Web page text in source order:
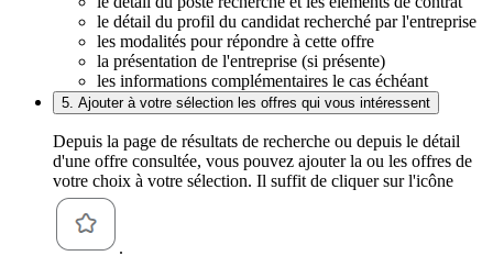
le détail du profil du candidat recherché par l'entreprise
les modalités pour répondre à cette offre
la présentation de l'entreprise (si présente)
les informations complémentaires le cas échéant
5. Ajouter à votre sélection les offres qui vous intéressent
Depuis la page de résultats de recherche ou depuis le détail
d'une offre consultée, vous pouvez ajouter la ou les offres de
votre choix à votre sélection. Il suffit de cliquer sur l'icône
.